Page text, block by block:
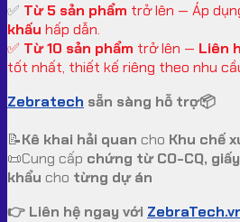
✅ Từ 5 sản phẩm trở lên — Áp
khấu hấp dẫn.
✅ Từ 10 sản phẩm trở lên — Liên
tốt nhất, thiết kế riêng theo nhu
Zebratech sẵn sàng hỗ trợ📦
📝Kê khai hải quan cho Khu chế
📜Cung cấp chứng từ CO-CQ,
khẩu cho từng dự án
👉 Liên hệ ngay với